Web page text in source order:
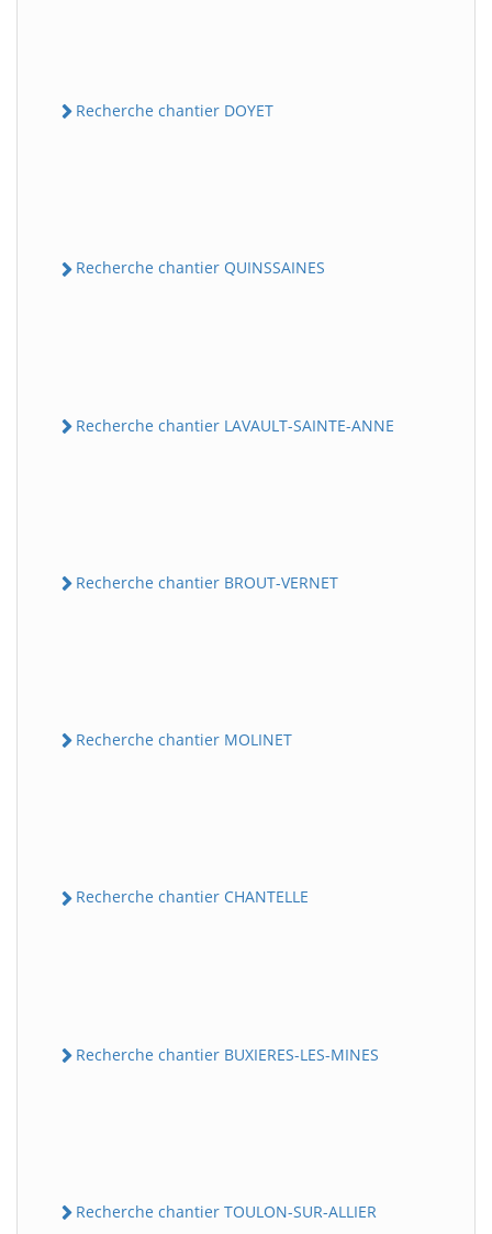
Recherche chantier DOYET
Recherche chantier QUINSSAINES
Recherche chantier LAVAULT-SAINTE-ANNE
Recherche chantier BROUT-VERNET
Recherche chantier MOLINET
Recherche chantier CHANTELLE
Recherche chantier BUXIERES-LES-MINES
Recherche chantier TOULON-SUR-ALLIER